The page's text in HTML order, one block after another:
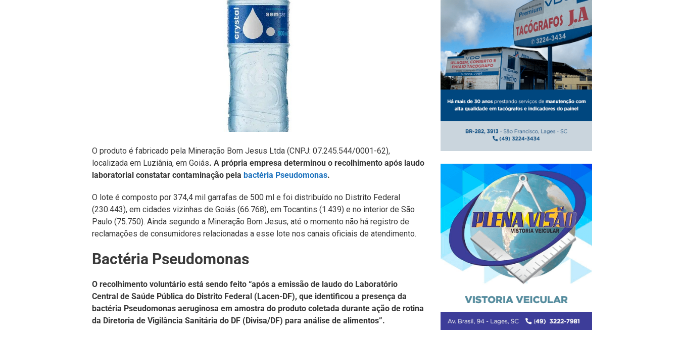
O produto é fabricado pela Mineração Bom Jesus Ltda (CNPJ: 07.245.544/0001-62),
localizada em Luziânia, em Goiás. A própria empresa determinou o recolhimento após laudo
laboratorial constatar contaminação pela bactéria Pseudomonas.
O lote é composto por 374,4 mil garrafas de 500 ml e foi distribuído no Distrito Federal
(230.443), em cidades vizinhas de Goiás (66.768), em Tocantins (1.439) e no interior de São
Paulo (75.750). Ainda segundo a Mineração Bom Jesus, até o momento não há registro de
reclamações de consumidores relacionadas a esse lote nos canais oficiais de atendimento.
Bactéria Pseudomonas
O recolhimento voluntário está sendo feito “após a emissão de laudo do Laboratório
Central de Saúde Pública do Distrito Federal (Lacen-DF), que identificou a presença da
bactéria Pseudomonas aeruginosa em amostra do produto coletada durante ação de rotina
da Diretoria de Vigilância Sanitária do DF (Divisa/DF) para análise de alimentos”.